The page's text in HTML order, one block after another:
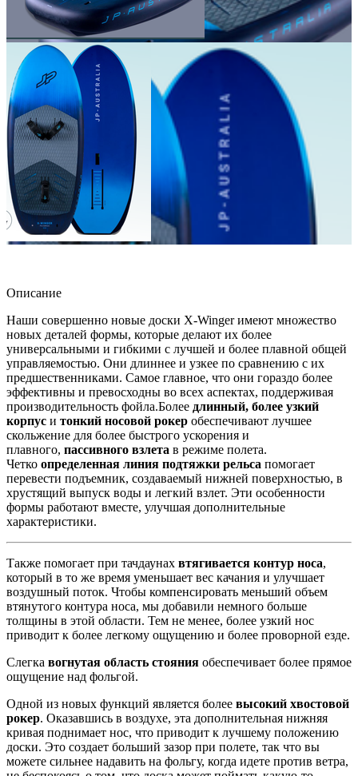
Описание
Наши совершенно новые доски X-Winger имеют множество
новых деталей формы, которые делают их более
универсальными и гибкими с лучшей и более плавной общей
управляемостью. Они длиннее и узкее по сравнению с их
предшественниками. Самое главное, что они гораздо более
эффективны и превосходны во всех аспектах, поддерживая
производительность фойла.Более длинный, более узкий
корпус и тонкий носовой рокер обеспечивают лучшее
скольжение для более быстрого ускорения и
плавного, пассивного взлета в режиме полета.
Четко определенная линия подтяжки рельса помогает
перевести подъемник, создаваемый нижней поверхностью, в
хрустящий выпуск воды и легкий взлет. Эти особенности
формы работают вместе, улучшая дополнительные
характеристики.
Также помогает при тачдаунах втягивается контур носа,
который в то же время уменьшает вес качания и улучшает
воздушный поток. Чтобы компенсировать меньший объем
втянутого контура носа, мы добавили немного больше
толщины в этой области. Тем не менее, более узкий нос
приводит к более легкому ощущению и более проворной езде.
Слегка вогнутая область стояния обеспечивает более прямое
ощущение над фольгой.
Одной из новых функций является более высокий хвостовой
рокер. Оказавшись в воздухе, эта дополнительная нижняя
кривая поднимает нос, что приводит к лучшему положению
доски. Это создает больший зазор при полете, так что вы
можете сильнее надавить на фольгу, когда идете против ветра,